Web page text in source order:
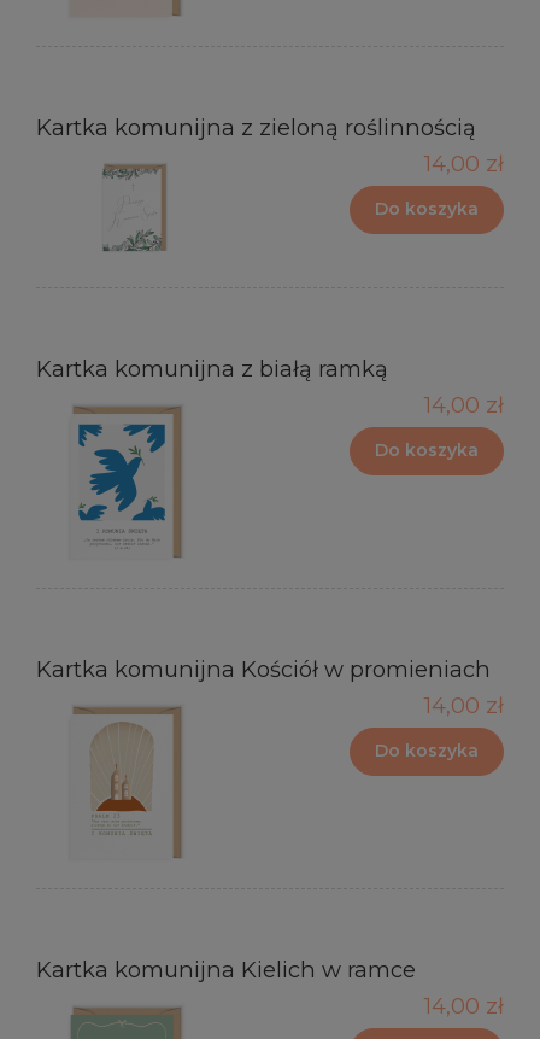
Kartka komunijna z zieloną roślinnością
14,00 zł
Do koszyka
Kartka komunijna z białą ramką
14,00 zł
Do koszyka
Kartka komunijna Kościół w promieniach
14,00 zł
Do koszyka
Kartka komunijna Kielich w ramce
14,00 zł